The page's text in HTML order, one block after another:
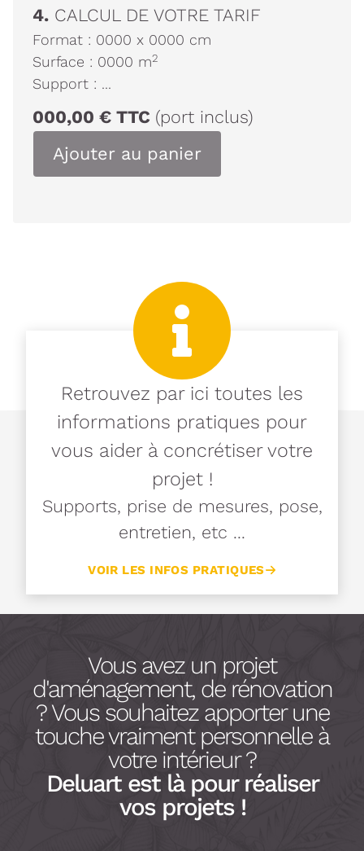
4. CALCUL DE VOTRE TARIF
Format : 0000 x 0000 cm
Surface : 0000 m2
Support : ...
000,00 € TTC (port inclus)
Ajouter au panier
Retrouvez par ici toutes les
informations pratiques pour
vous aider à concrétiser votre
projet !
Supports, prise de mesures, pose,
entretien, etc ...
VOIR LES INFOS PRATIQUES
Vous avez un projet
d'aménagement, de rénovation
? Vous souhaitez apporter une
touche vraiment personnelle à
votre intérieur ?
Deluart est là pour réaliser
vos projets !